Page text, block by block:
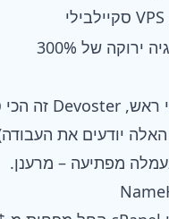
של 300%
יודעים את
מפתיעה – מרענן.